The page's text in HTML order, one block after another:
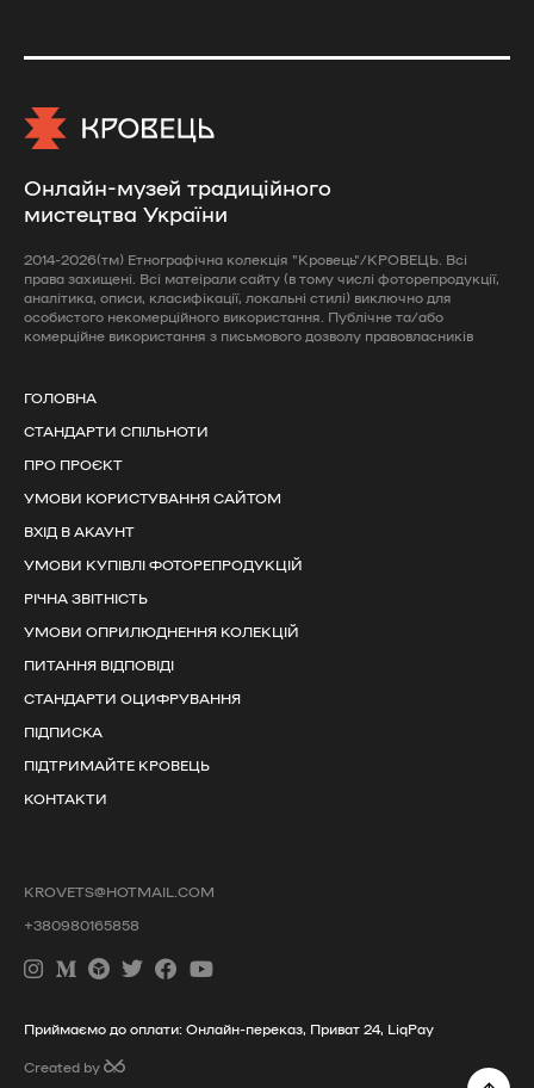
Онлайн-музей традиційного
мистецтва України
2014-2026(тм) Етнографічна колекція "Кровець"/КРОВЕЦЬ. Всі
права захищені. Всі матеірали сайту (в тому числі фоторепродукції,
аналітика, описи, класифікації, локальні стилі) виключно для
особистого некомерційного використання. Публічне та/або
комерційне використання з письмового дозволу правовласників
ГОЛОВНА
СТАНДАРТИ СПІЛЬНОТИ
ПРО ПРОЄКТ
УМОВИ КОРИСТУВАННЯ САЙТОМ
ВХІД В АКАУНТ
УМОВИ КУПІВЛІ ФОТОРЕПРОДУКЦІЙ
РІЧНА ЗВІТНІСТЬ
УМОВИ ОПРИЛЮДНЕННЯ КОЛЕКЦІЙ
ПИТАННЯ ВІДПОВІДІ
СТАНДАРТИ ОЦИФРУВАННЯ
ПІДПИСКА
ПІДТРИМАЙТЕ КРОВЕЦЬ
КОНТАКТИ
KROVETS@HOTMAIL.COM
+380980165858
Приймаємо до оплати: Онлайн-переказ, Приват 24, LiqPay
Created by